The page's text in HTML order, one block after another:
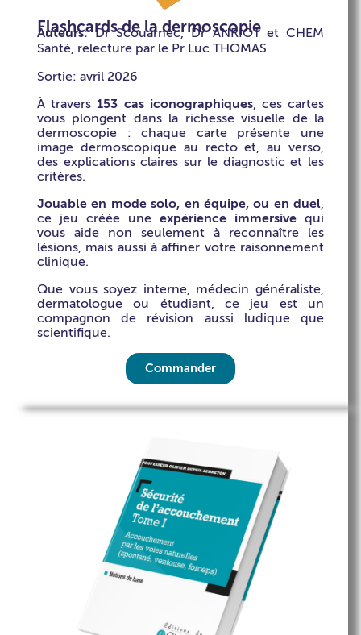
Flashcards de la dermoscopie
Auteurs:Dr Scouarnec, Dr ANRIOT et CHEM
Santé, relecture par le Pr Luc THOMAS
Sortie: avril 2026
À travers153 cas iconographiques, ces cartes
vous plongent dans la richesse visuelle de la
dermoscopie : chaque carte présente une
image dermoscopique au recto et, au verso,
des explications claires sur le diagnostic et les
critères.
Jouable en mode solo, en équipe, ou en duel,
ce jeu créée une expérience immersive qui
vous aide non seulement à reconnaître les
lésions, mais aussi à affiner votre raisonnement
clinique.
Que vous soyez interne, médecin généraliste,
dermatologue ou étudiant, ce jeu est un
compagnon de révision aussi ludique que
scientifique.
Commander